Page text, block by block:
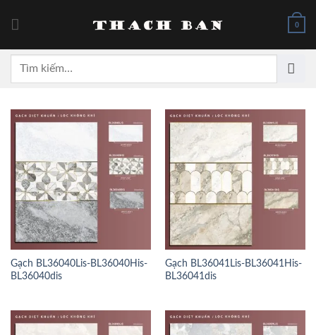
0
kiếm:
Gạch BL36040Lis-BL36040His-
BL36040dis
Gạch BL36041Lis-BL36041His-
BL36041dis